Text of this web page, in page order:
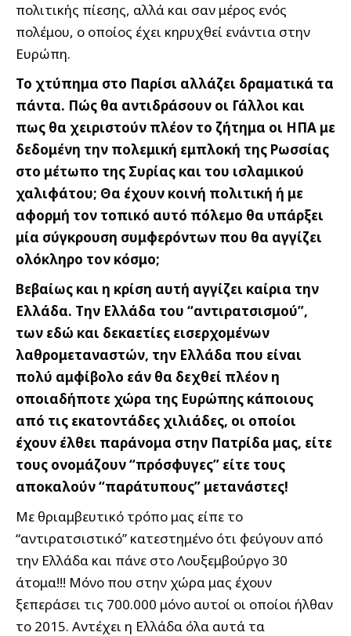
πολιτικής πίεσης, αλλά και σαν μέρος ενός
πολέμου, ο οποίος έχει κηρυχθεί ενάντια στην
Ευρώπη.
Το χτύπημα στο Παρίσι αλλάζει δραματικά τα
πάντα. Πώς θα αντιδράσουν οι Γάλλοι και
πως θα χειριστούν πλέον το ζήτημα οι ΗΠΑ με
δεδομένη την πολεμική εμπλοκή της Ρωσσίας
στο μέτωπο της Συρίας και του ισλαμικού
χαλιφάτου; Θα έχουν κοινή πολιτική ή με
αφορμή τον τοπικό αυτό πόλεμο θα υπάρξει
μία σύγκρουση συμφερόντων που θα αγγίζει
ολόκληρο τον κόσμο;
Βεβαίως και η κρίση αυτή αγγίζει καίρια την
Ελλάδα. Την Ελλάδα του “αντιρατσισμού”,
των εδώ και δεκαετίες εισερχομένων
λαθρομεταναστών, την Ελλάδα που είναι
πολύ αμφίβολο εάν θα δεχθεί πλέον η
οποιαδήποτε χώρα της Ευρώπης κάποιους
από τις εκατοντάδες χιλιάδες, οι οποίοι
έχουν έλθει παράνομα στην Πατρίδα μας, είτε
τους ονομάζουν “πρόσφυγες” είτε τους
αποκαλούν “παράτυπους” μετανάστες!
Με θριαμβευτικό τρόπο μας είπε το
“αντιρατσιστικό” κατεστημένο ότι φεύγουν από
την Ελλάδα και πάνε στο Λουξεμβούργο 30
άτομα!!! Μόνο που στην χώρα μας έχουν
ξεπεράσει τις 700.000 μόνο αυτοί οι οποίοι ήλθαν
το 2015. Αντέχει η Ελλάδα όλα αυτά τα